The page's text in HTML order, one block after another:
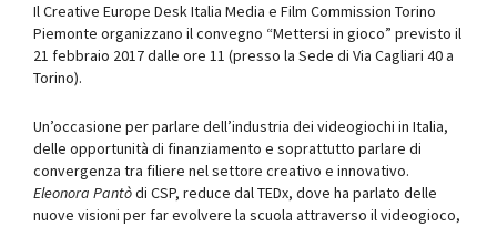
Il Creative Europe Desk Italia Media e Film Commission Torino
Piemonte organizzano il convegno “Mettersi in gioco” previsto il
21 febbraio 2017 dalle ore 11 (presso la Sede di Via Cagliari 40 a
Torino).
Un’occasione per parlare dell’industria dei videogiochi in Italia,
delle opportunità di finanziamento e soprattutto parlare di
convergenza tra filiere nel settore creativo e innovativo.
Eleonora Pantòdi CSP, reduce dal TEDx, dove ha parlato delle
nuove visioni per far evolvere la scuola attraverso il videogioco,